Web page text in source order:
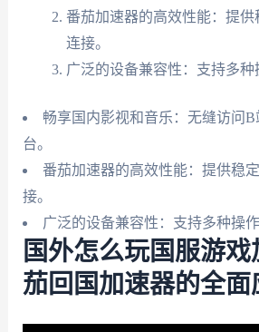
番茄加速器的高效性能：提
连接。
广泛的设备兼容性：支持多种
畅享国内影视和音乐：无缝访问
台。
番茄加速器的高效性能：提供稳
接。
广泛的设备兼容性：支持多种操作
国外怎么玩国服游
茄回国加速器的全面